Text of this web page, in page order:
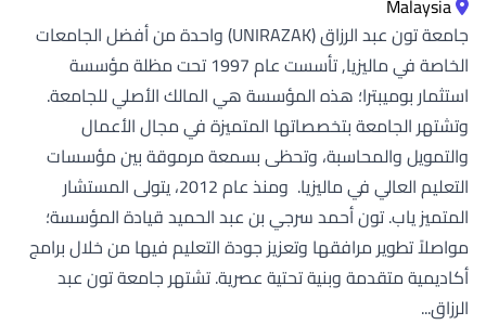
جامعة تون عبد الرزاق (UNIRAZAK) واحدة من أفضل الجامعات
الخاصة في ماليزيا, تأسست عام 1997 تحت مظلة مؤسسة
استثمار بوميبترا؛ هذه المؤسسة هي المالك الأصلي للجامعة.
وتشتهر الجامعة بتخصصاتها المتميزة في مجال الأعمال
والتمويل والمحاسبة، وتحظى بسمعة مرموقة بين مؤسسات
التعليم العالي في ماليزيا. ومنذ عام 2012، يتولى المستشار
المتميز ياب. تون أحمد سرجي بن عبد الحميد قيادة المؤسسة؛
مواصلاً تطوير مرافقها وتعزيز جودة التعليم فيها من خلال برامج
أكاديمية متقدمة وبنية تحتية عصرية. تشتهر جامعة تون عبد
الرزاق...